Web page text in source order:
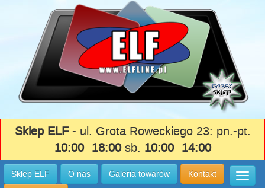
Sklep ELF- ul. Grota Roweckiego 23: pn.-pt.
10:00- 18:00sb. 10:00- 14:00
Sklep ELF O nas Galeria towarów Kontakt